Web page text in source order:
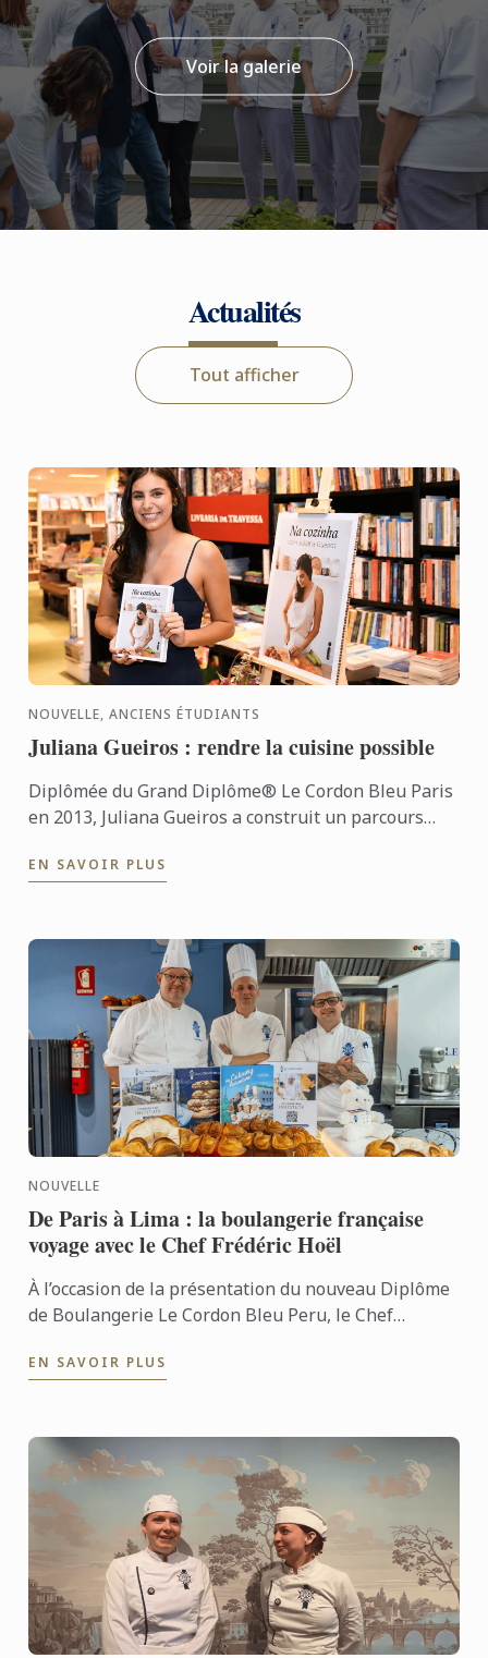
Voir la galerie
Actualités
Tout afficher
NOUVELLE, ANCIENS ÉTUDIANTS
Juliana Gueiros : rendre la cuisine possible
Diplômée du Grand Diplôme® Le Cordon Bleu Paris
en 2013, Juliana Gueiros a construit un parcours
Après ...
EN SAVOIR PLUS
NOUVELLE
De Paris à Lima : la boulangerie française
voyage avec le Chef Frédéric Hoël
À l’occasion de la présentation du nouveau Diplôme
de Boulangerie Le Cordon Bleu Peru, le Chef
savoir-faire de ...
EN SAVOIR PLUS